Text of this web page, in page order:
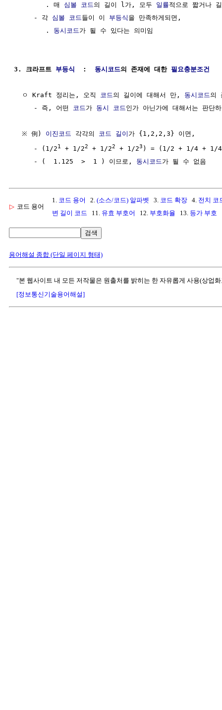
        . 매
심볼 코드 의 길이 l가, 모두 일률적으로 짧거나
     - 각
심볼 코드 들이 이 부등식 을 만족하게되면,
        .
동시코드 가 될 수 있다는 의미임
3. 크라프트 부등식
  :
동시코드의 존재에 대한 필요충분조건
  ㅇ Kraft 정리는, 오직
코드 의 길이에 대해서 만, 동시코드 의
     - 즉, 어떤
코드 가 동시 코드 인가 아닌가에 대해서는 판단
  ※ 例)
이진코드 각각의 코드 길이 가 {1,2,2,3} 이면,
     - (1/2
1 + 1/22 + 1/22 + 1/23 ) = (1/2 + 1/4 + 1/
     - (  1.125  >  1 ) 이므로,
동시코드 가 될 수 없음
▷ 코드 용어
1. 코드 용어 2. (소스/코드) 알파벳 3. 코드 확장 4. 전치 코
변 길이 코드
11. 유효 부호어 12. 부호화율 13. 등가 부호
검색
용어해설 종합 (단일 페이지 형태)
"본 웹사이트 내 모든 저작물은 원출처를 밝히는 한 자유롭게 사용(상업
[정보통신기술용어해설]